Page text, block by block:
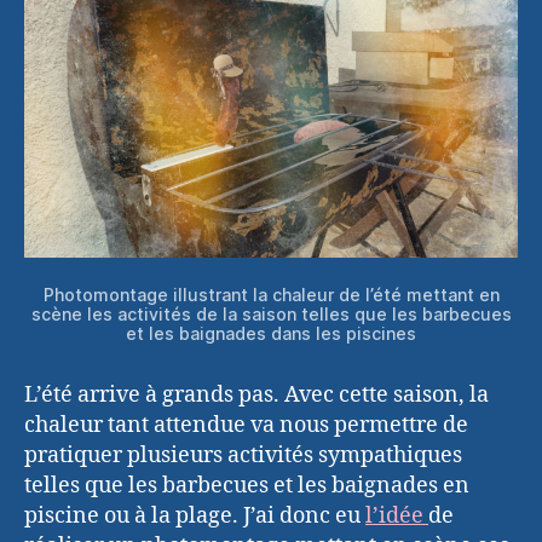
Photomontage illustrant la chaleur de l’été mettant en
scène les activités de la saison telles que les barbecues
et les baignades dans les piscines
L’été arrive à grands pas. Avec cette saison, la
chaleur tant attendue va nous permettre de
pratiquer plusieurs activités sympathiques
telles que les barbecues et les baignades en
piscine ou à la plage. J’ai donc eul’idée de